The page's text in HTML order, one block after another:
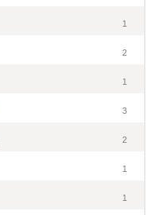
1
2
1
3
2
1
1